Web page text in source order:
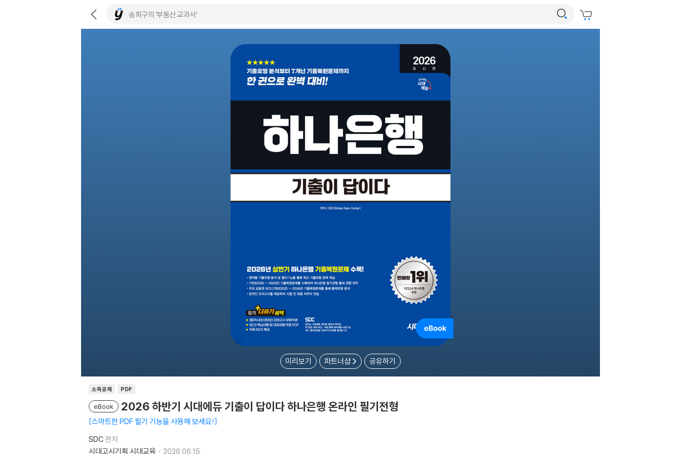
미리보기 파트너샵 공유하기
소득공제 PDF
eBook 2026 하반기 시대에듀 기출이 답이다 하나은행 온라인 필기전형
스마트한 PDF 필기 기능을 사용해 보세요!
SDC편저
시대고시기획 시대교육
2026.06.15.